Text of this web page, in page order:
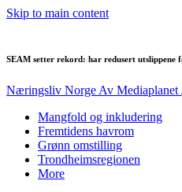
Skip to main content
SEAM setter rekord: har redusert
Næringsliv Norge Av Mediaplanet
Mangfold og inkludering
Fremtidens havrom
Grønn omstilling
Trondheimsregionen
More